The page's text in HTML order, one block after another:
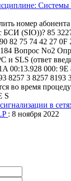
Системы
номер
БСИ (SIO))? 85
82 75 74 42 27 0F
Вопрос No2
и SLS (ответ
00:13.928 000:
8257 3 8257
во время
S
в
: 8 ноября 2022